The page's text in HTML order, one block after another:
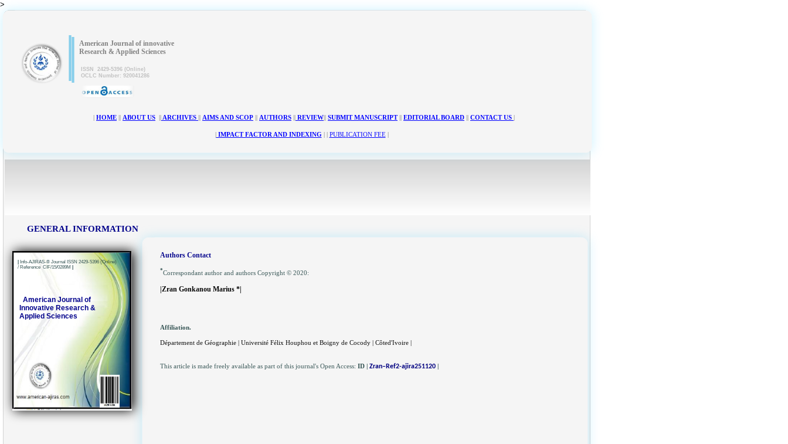
>
GENERAL INFORMATION
|
| HOME || ABOUT US || ARCHIVES || AIMS AND SCOP || AUTHORS || REVIEW|| SUBMIT MANUSCRIPT|| EDITORIAL BOARD || CONTACT US |
|IMPACT FACTOR AND INDEXING| | PUBLICATION FEE |
Info-AJIRAS-® Journal ISSN 2429-5396 (Online)
/ Reference CIF/15/0289M
American Journal of
Innovative Research &
Applied Sciences
Authors Contact
*Correspondant author and authors Copyright © 2020:
|Zran Gonkanou Marius *|
Affiliation.
Département de Géographie | Université Félix Houphou et Boigny de Cocody | Côted'Ivoire |
This article is made freely available as part of this journal's Open Access: ID | Zran–Ref2-ajira251120 |
| American Journal of innovative
Research & Applied Sciences
ISSN 2429-5396 (Online)
OCLC Number: 920041286